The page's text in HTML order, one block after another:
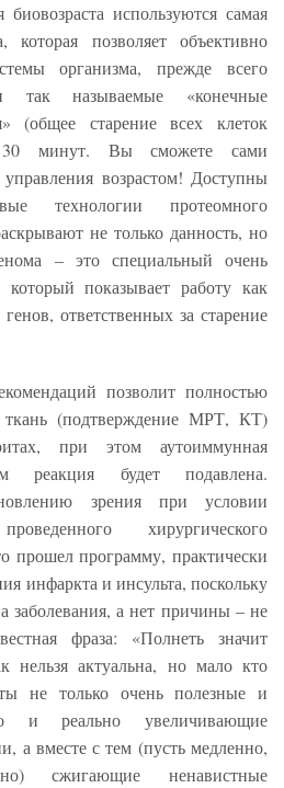
используются самая
которая позволяет объективно
организма, прежде всего
и так называемые «конечные
(общее старение всех клеток
30 минут. Вы сможете сами
управления возрастом! Доступны
технологии протеомного
не только данность, но
– это специальный очень
показывает работу как
ответственных за старение
позволит полностью
ткань (подтверждение МРТ, КТ)
при этом аутоиммунная
реакция будет подавлена.
зрения при условии
хирургического
прошел программу, практически
инфаркта и инсульта, поскольку
заболевания, а нет причины – не
фраза: «Полнеть значит
нельзя актуальна, но мало кто
не только очень полезные и
и реально увеличивающие
а вместе с тем (пусть медленно,
сжигающие ненавистные